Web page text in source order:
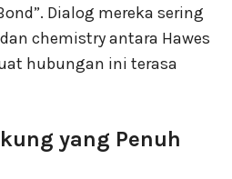
Dialog mereka sering
chemistry antara Hawes
hubungan ini terasa
yang Penuh